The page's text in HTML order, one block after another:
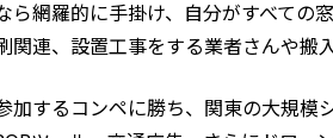
ら網羅的に手掛け、自分がすべて
関連、設置工事をする業者さんや搬
加するコンペに勝ち、関東の大規